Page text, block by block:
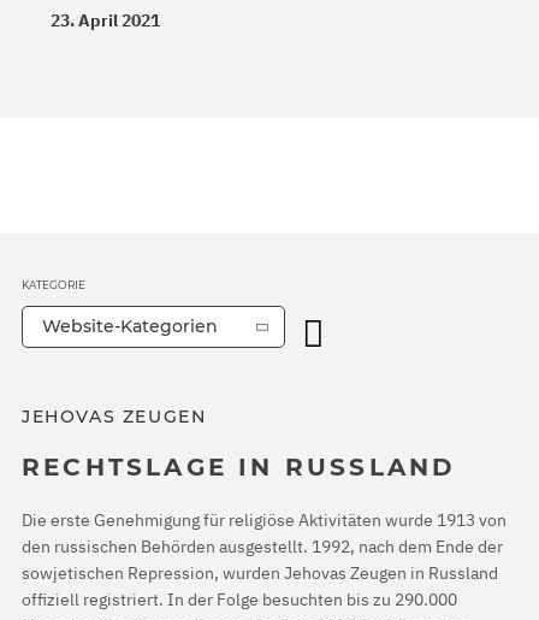
23. April 2021
JEHOVAS ZEUGEN
RECHTSLAGE IN RUSSLAND
Die erste Genehmigung für religiöse Aktivitäten wurde 1913 von
den russischen Behörden ausgestellt. 1992, nach dem Ende der
sowjetischen Repression, wurden Jehovas Zeugen in Russland
offiziell registriert. In der Folge besuchten bis zu 290.000
KATEGORIE
Website-Kategorien